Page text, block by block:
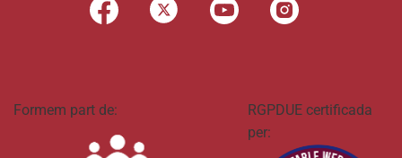
Formem part de:
RGPDUE certificada
per: